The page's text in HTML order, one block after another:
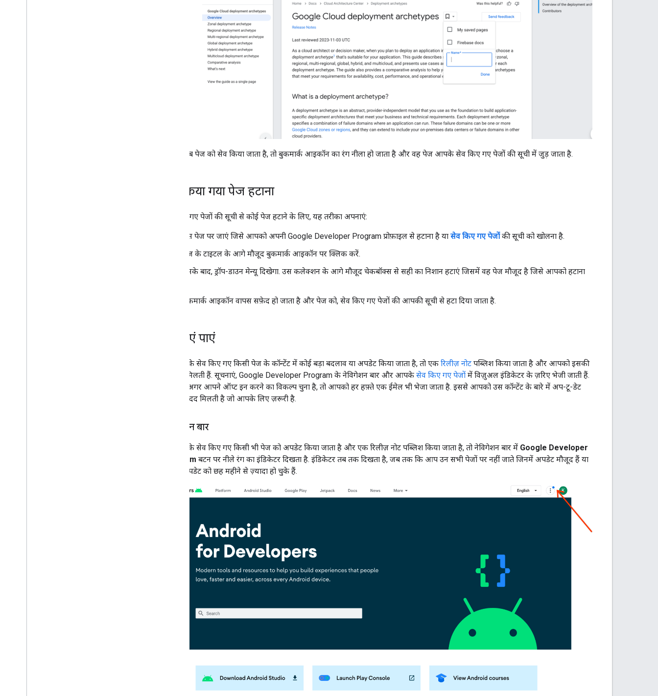
जब पेज को सेव किया जाता है, तो बुकमार्क आइकॉन का रंग नीला हो जाता है और वह पेज आपके सेव किए गए पेजों की सूची में जुड़ जाता है.
सेव किया गया पेज हटाना
सेव किए गए पेजों की सूची से कोई पेज हटाने के लिए, यह तरीका अपनाएं:
उस पेज पर जाएं जिसे आपको अपनी Google Developer Program प्रोफ़ाइल से हटाना है या सेव किए गए पेजोंकी सूची को खोलना है.
पेज के टाइटल के आगे मौजूद बुकमार्क आइकॉन पर क्लिक करें.
इसके बाद, ड्रॉप-डाउन मेन्यू दिखेगा. उस कलेक्शन के आगे मौजूद चेकबॉक्स से सही का निशान हटाएं जिसमें वह पेज मौजूद है जिसे आपको हटाना
बुकमार्क आइकॉन वापस सफ़ेद हो जाता है और पेज को, सेव किए गए पेजों की आपकी सूची से हटा दिया जाता है.
सूचनाएं पाएं
जब आपके सेव किए गए किसी पेज के कॉन्टेंट में कोई बड़ा बदलाव या अपडेट किया जाता है, तो एक रिलीज़ नोट पब्लिश किया जाता है और आपको इसकी
सूचनाएं मिलती हैं. सूचनाएं, Google Developer Program के नेविगेशन बार और आपके सेव किए गए पेजों में विज़ुअल इंंडिकेटर के ज़रिए भेजी जाती हैं.
साथ ही, अगर आपने ऑप्ट इन करने का विकल्प चुना है, तो आपको हर हफ़्ते एक ईमेल भी भेजा जाता है. इससे आपको उस कॉन्टेंट के बारे में अप-टू-डेट
रहने में मदद मिलती है जो आपके लिए ज़रूरी है.
नेविगेशन बार
जब आपके सेव किए गए किसी भी पेज को अपडेट किया जाता है और एक रिलीज़ नोट पब्लिश किया जाता है, तो नेविगेशन बार में Google Developer
Program बटन पर नीले रंग का इंडिकेटर दिखता है. इंंडिकेटर तब तक दिखता है, जब तक कि आप उन सभी पेजों पर नहीं जाते जिनमें अपडेट मौजूद हैं या
पिछले अपडेट को छह महीने से ज़्यादा हो चुके हैं.